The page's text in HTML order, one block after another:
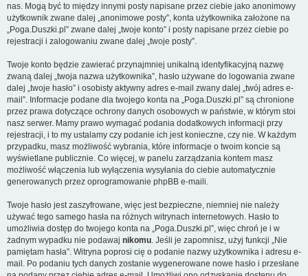
nas. Mogą być to między innymi posty napisane przez ciebie jako anonimowy
użytkownik zwane dalej „anonimowe posty”, konta użytkownika założone na
„Poga.Duszki.pl” zwane dalej „twoje konto” i posty napisane przez ciebie po
rejestracji i zalogowaniu zwane dalej „twoje posty”.
Twoje konto będzie zawierać przynajmniej unikalną identyfikacyjną nazwę
zwaną dalej „twoja nazwa użytkownika”, hasło używane do logowania zwane
dalej „twoje hasło” i osobisty aktywny adres e-mail zwany dalej „twój adres e-
mail”. Informacje podane dla twojego konta na „Poga.Duszki.pl” są chronione
przez prawa dotyczące ochrony danych osobowych w państwie, w którym stoi
nasz serwer. Mamy prawo wymagać podania dodatkowych informacji przy
rejestracji, i to my ustalamy czy podanie ich jest konieczne, czy nie. W każdym
przypadku, masz możliwość wybrania, które informacje o twoim koncie są
wyświetlane publicznie. Co więcej, w panelu zarządzania kontem masz
możliwość włączenia lub wyłączenia wysyłania do ciebie automatycznie
generowanych przez oprogramowanie phpBB e-maili.
Twoje hasło jest zaszyfrowane, więc jest bezpieczne, niemniej nie należy
używać tego samego hasła na różnych witrynach internetowych. Hasło to
umożliwia dostęp do twojego konta na „Poga.Duszki.pl”, więc chroń je i w
żadnym wypadku nie podawaj nikomu. Jeśli je zapomnisz, użyj funkcji „Nie
pamiętam hasła”. Witryna poprosi cię o podanie nazwy użytkownika i adresu e-
mail. Po podaniu tych danych zostanie wygenerowane nowe hasło i przesłane